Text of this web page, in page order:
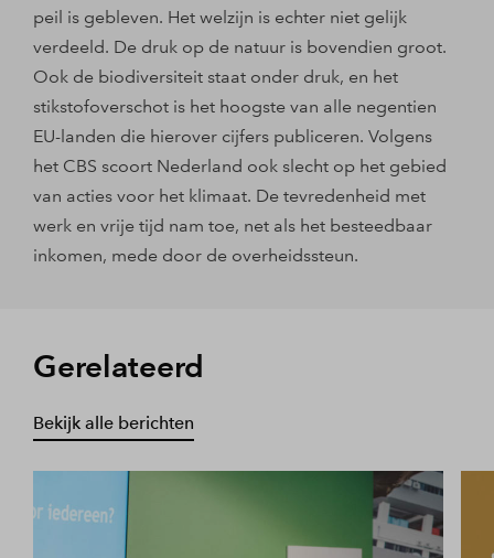
peil is gebleven. Het welzijn is echter niet gelijk
verdeeld. De druk op de natuur is bovendien groot.
Ook de biodiversiteit staat onder druk, en het
stikstofoverschot is het hoogste van alle negentien
EU-landen die hierover cijfers publiceren. Volgens
het CBS scoort Nederland ook slecht op het gebied
van acties voor het klimaat. De tevredenheid met
werk en vrije tijd nam toe, net als het besteedbaar
inkomen, mede door de overheidssteun.
Gerelateerd
Bekijk alle berichten